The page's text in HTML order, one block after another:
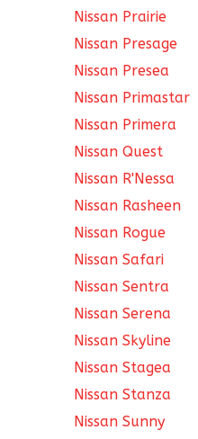
Nissan Prairie
Nissan Presage
Nissan Presea
Nissan Primastar
Nissan Primera
Nissan Quest
Nissan R'Nessa
Nissan Rasheen
Nissan Rogue
Nissan Safari
Nissan Sentra
Nissan Serena
Nissan Skyline
Nissan Stagea
Nissan Stanza
Nissan Sunny